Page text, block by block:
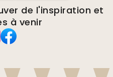
de l'inspiration et
à venir